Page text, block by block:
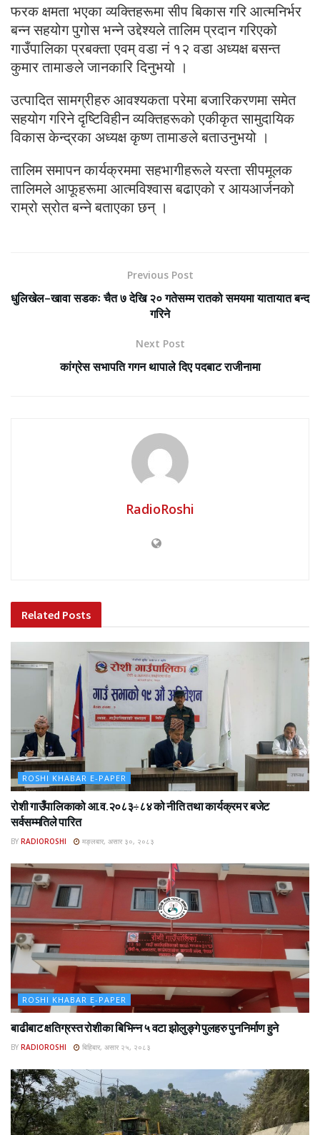
फरक क्षमता भएका व्यक्तिहरूमा सीप बिकास गरि आत्मनिर्भर
बन्न सहयोग पुगोस भन्ने उद्देश्यले तालिम प्रदान गरिएको
गाउँपालिका प्रबक्ता एवम् वडा नं १२ वडा अध्यक्ष बसन्त
कुमार तामाङले जानकारि दिनुभयो ।
उत्पादित सामग्रीहरु आवश्यकता परेमा बजारिकरणमा समेत
सहयोग गरिने दृष्टिविहीन व्यक्तिहरूको एकीकृत सामुदायिक
विकास केन्द्रका अध्यक्ष कृष्ण तामाङले बताउनुभयो ।
तालिम समापन कार्यक्रममा सहभागीहरूले यस्ता सीपमूलक
तालिमले आफूहरूमा आत्मविश्वास बढाएको र आयआर्जनको
राम्रो स्रोत बन्ने बताएका छन् ।
Previous Post
धुलिखेल–खावा सडकः चैत ७ देखि २० गतेसम्म रातको समयमा यातायात बन्द
गरिने
Next Post
कांग्रेस सभापति गगन थापाले दिए पदबाट राजीनामा
RadioRoshi
Related Posts
ROSHI KHABAR E-PAPER
रोशी गाउँपालिकाको आ.व.२०८३÷८४ को नीति तथा कार्यक्रम र बजेट
सर्वसम्मतिले पारित
BY RADIOROSHI मङ्लबार, असार ३०, २०८३
ROSHI KHABAR E-PAPER
बाढीबाट क्षतिग्रस्त रोशीका बिभिन्न ५ वटा झोलुङ्गे पुलहरु पुननिर्माण हुने
BY RADIOROSHI बिहिबार, असार २५, २०८३